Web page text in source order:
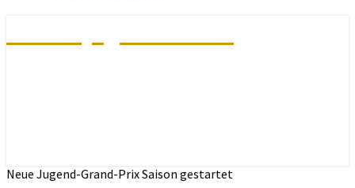
Neue Jugend-Grand-Prix Saison gestartet